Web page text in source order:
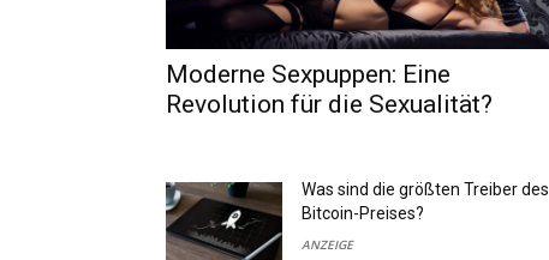
Moderne Sexpuppen: Eine
Revolution für die Sexualität?
Was sind die größten Treiber des
Bitcoin-Preises?
ANZEIGE